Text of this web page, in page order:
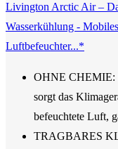
Livington Arctic Air –
Wasserkühlung -
Luftbefeuchter...*
OHNE CHEMIE:
sorgt das
befeuchtete Luft,
TRAGBARES